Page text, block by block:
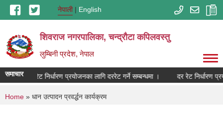
Skip to main contentनेपाली English
शिवराज नगरपालिका, चन्द्राैटा कपिलवस्तु
लुम्बिनी प्रदेश, नेपाल
समाचार दर रेट निर्धारण प्रयोजनका लागि दररेट गर्ने सम्बन्धमा । दर रेट निर्धारण
You are here
Home » धान उत्पादन प्रवर्द्धन कार्यक्रम